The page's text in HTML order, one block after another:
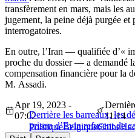
transfèrement en mars, mais les
jugement, la peine déjà purgée et
interrogatoires.
En outre, l’Iran — qualifiée d’«
proche du dossier — a demandé
compensation financière pour la
M. Assadi.
Derrière les barreaux, les
prison d’Evin refusent de
Apr 19, 2023 -
07:02
11:14
PolitiqueBelgiqueChine